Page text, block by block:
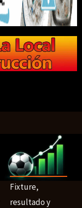
Fixture,
resultado y